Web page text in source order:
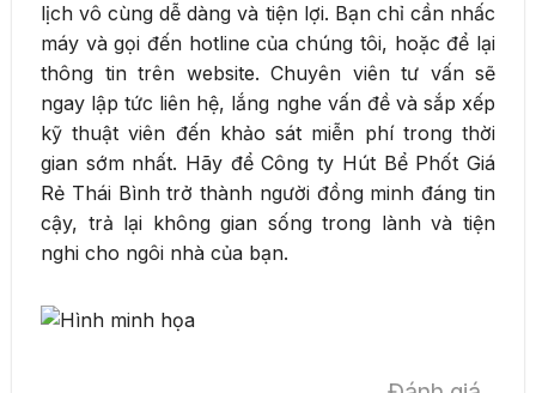
lịch vô cùng dễ dàng và tiện lợi. Bạn chỉ cần nhấc
máy và gọi đến hotline của chúng tôi, hoặc để lại
thông tin trên website. Chuyên viên tư vấn sẽ
ngay lập tức liên hệ, lắng nghe vấn đề và sắp xếp
kỹ thuật viên đến khảo sát miễn phí trong thời
gian sớm nhất. Hãy để Công ty Hút Bể Phốt Giá
Rẻ Thái Bình trở thành người đồng minh đáng tin
cậy, trả lại không gian sống trong lành và tiện
nghi cho ngôi nhà của bạn.